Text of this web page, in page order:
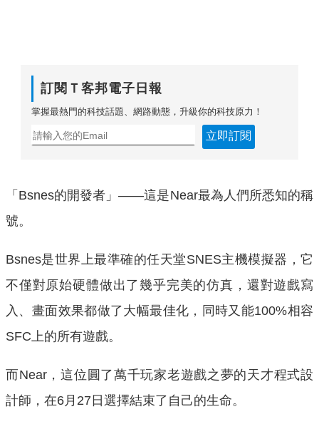
訂閱Ｔ客邦電子日報
掌握最熱門的科技話題、網路動態，升級你的科技原力！
立即訂閱
「Bsnes的開發者」——這是Near最為人們所悉知的稱
號。
Bsnes是世界上最準確的任天堂SNES主機模擬器，它
不僅對原始硬體做出了幾乎完美的仿真，還對遊戲寫
入、畫面效果都做了大幅最佳化，同時又能100%相容
SFC上的所有遊戲。
而Near，這位圓了萬千玩家老遊戲之夢的天才程式設
計師，在6月27日選擇結束了自己的生命。